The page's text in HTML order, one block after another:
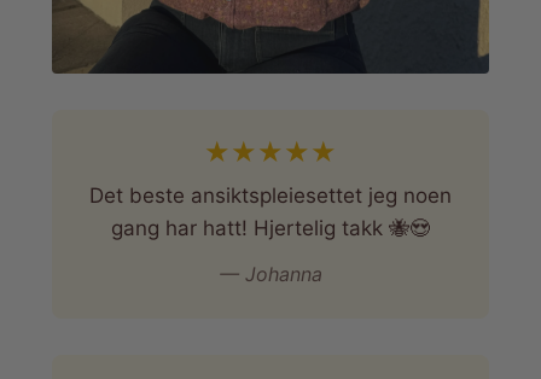
★★★★★
Det beste ansiktspleiesettet jeg noen
gang har hatt! Hjertelig takk 🐝😍
— Johanna